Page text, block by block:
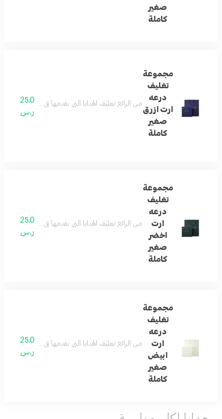
صغير
كاملة
مجموعة
تغليف
درعه
ارت ازرق
صغير
كاملة
من الرائع تغليف الهدايا التي نقدمها في حياتنا ...
25.0
ر.س
مجموعة
تغليف
درعه
ارت
اخضر
صغير
كاملة
من الرائع تغليف الهدايا التي نقدمها في حياتنا ...
25.0
ر.س
مجموعة
تغليف
درعه
ارت
ابيض
صغير
كاملة
من الرائع تغليف الهدايا التي نقدمها في حياتنا ...
25.0
ر.س